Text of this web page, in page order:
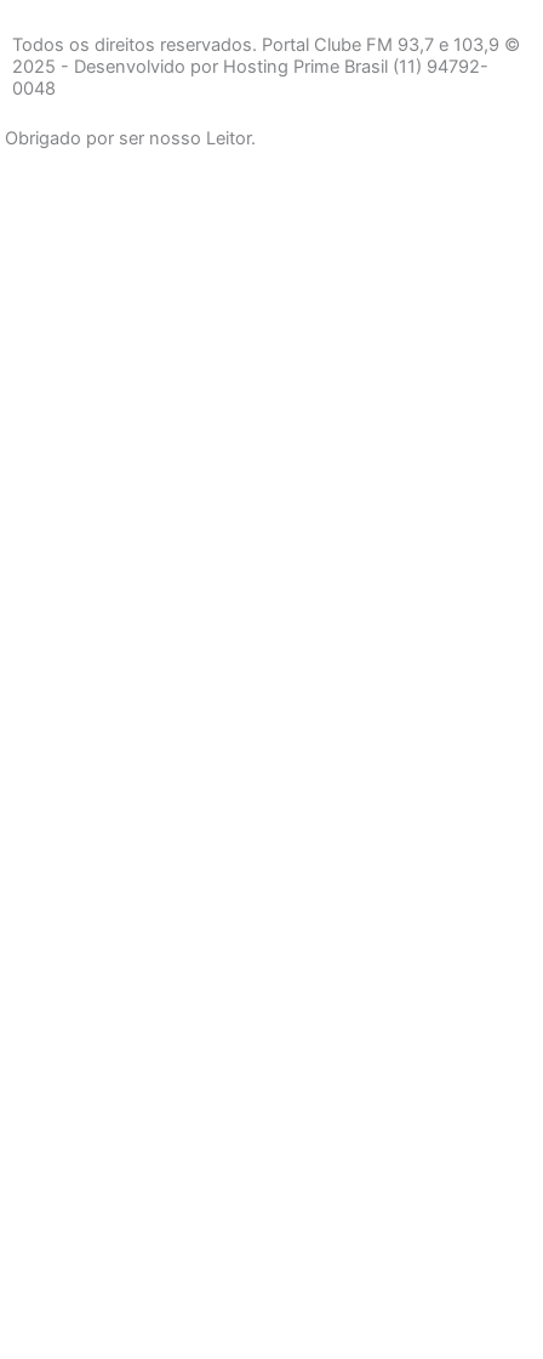
e
b
o
o
t
a
r
t
s
p
Todos os direitos reservados. Portal Clube FM 93,7 e 103,9 ©
2025 - Desenvolvido por Hosting Prime Brasil (11) 94792-
0048
Obrigado por ser nosso Leitor.